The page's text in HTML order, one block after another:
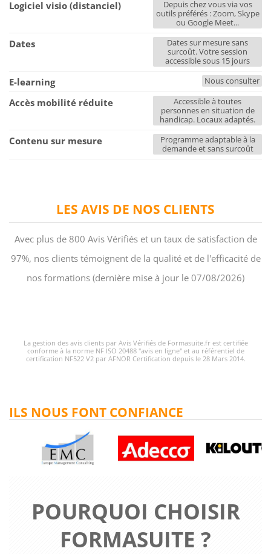
LES AVIS DE NOS CLIENTS
Avec plus de 800 Avis Vérifiés et un taux de satisfaction de
97%, nos clients témoignent de la qualité et de l'efficacité de
nos formations (dernière mise à jour le 07/08/2026)
La gestion des avis clients par Avis Vérifiés de Formasuite.fr est certifiée
conforme à la norme NF ISO 20488 "avis en ligne" et au référentiel de
certification NF522 V2 par AFNOR Certification depuis le 28 Mars 2014.
POURQUOI CHOISIR
FORMASUITE ?
ILS NOUS FONT CONFIANCE
Logiciel visio (distanciel)
Depuis chez vous via vos
outils préférés : Zoom, Skype
ou Google Meet...
Dates
Dates sur mesure sans
surcoût. Votre session
accessible sous 15 jours
E-learning Nous consulter
Accès mobilité réduite
Accessible à toutes
personnes en situation de
handicap. Locaux adaptés.
Contenu sur mesure
Programme adaptable à la
demande et sans surcoût